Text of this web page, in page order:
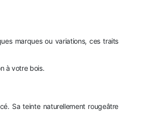
marques ou variations, ces traits
à votre bois.
Sa teinte naturellement rougeâtre